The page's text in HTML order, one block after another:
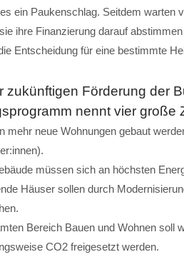
ein Paukenschlag. Seitdem warten
ihre Finanzierung darauf
Entscheidung für eine bestimmte
zukünftigen Förderung der
nennt vier große
mehr neue Wohnungen gebaut
müssen sich an höchsten
Häuser sollen durch
Bereich Bauen und Wohnen soll
CO2 freigesetzt werden.